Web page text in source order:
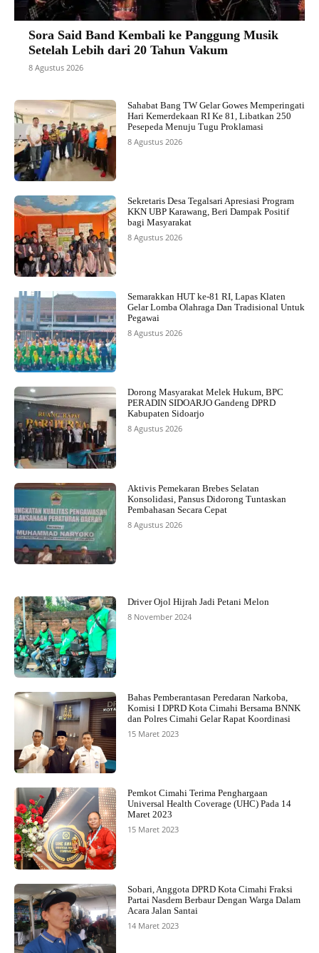
Sora Said Band Kembali ke Panggung Musik
Setelah Lebih dari 20 Tahun Vakum
8 Agustus 2026
Sahabat Bang TW Gelar Gowes Memperingati
Hari Kemerdekaan RI Ke 81, Libatkan 250
Pesepeda Menuju Tugu Proklamasi
8 Agustus 2026
Sekretaris Desa Tegalsari Apresiasi Program
KKN UBP Karawang, Beri Dampak Positif
bagi Masyarakat
8 Agustus 2026
Semarakkan HUT ke-81 RI, Lapas Klaten
Gelar Lomba Olahraga Dan Tradisional Untuk
Pegawai
8 Agustus 2026
Dorong Masyarakat Melek Hukum, BPC
PERADIN SIDOARJO Gandeng DPRD
Kabupaten Sidoarjo
8 Agustus 2026
Aktivis Pemekaran Brebes Selatan
Konsolidasi, Pansus Didorong Tuntaskan
Pembahasan Secara Cepat
8 Agustus 2026
Driver Ojol Hijrah Jadi Petani Melon
8 November 2024
Bahas Pemberantasan Peredaran Narkoba,
Komisi I DPRD Kota Cimahi Bersama BNNK
dan Polres Cimahi Gelar Rapat Koordinasi
15 Maret 2023
Pemkot Cimahi Terima Penghargaan
Universal Health Coverage (UHC) Pada 14
Maret 2023
15 Maret 2023
Sobari, Anggota DPRD Kota Cimahi Fraksi
Partai Nasdem Berbaur Dengan Warga Dalam
Acara Jalan Santai
14 Maret 2023